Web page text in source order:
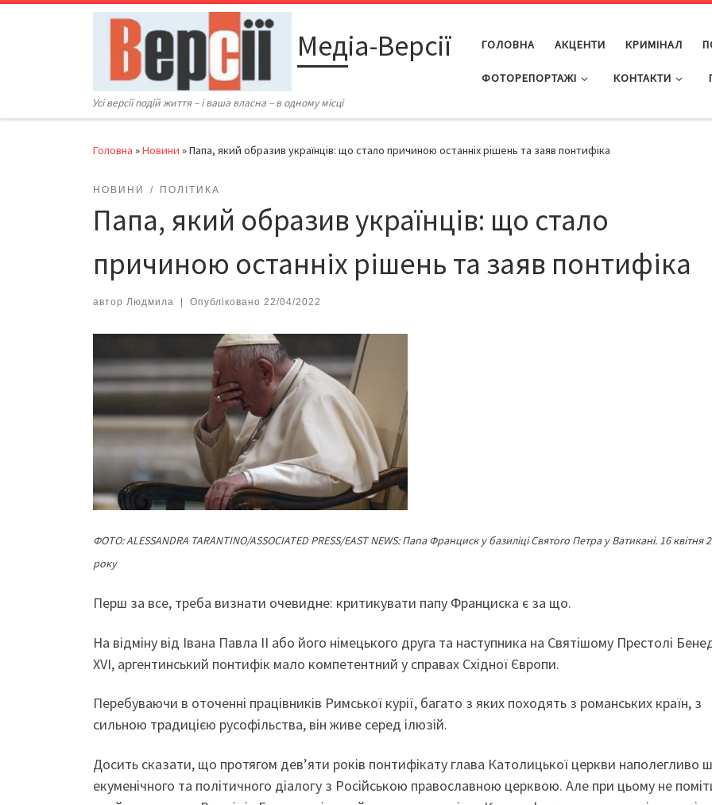
Перейти до вмісту
Медіа-Версії
Усі версії подій життя – і ваша власна – в одному місці
ГОЛОВНА АКЦЕНТИ КРИМІНАЛ
ФОТОРЕПОРТАЖІ КОНТАКТИ
Головна »Новини »Папа, який образив українців: що стало причиною останніх рішень та заяв понтифіка
НОВИНИ ПОЛІТИКА
Папа, який образив українців: що стало
причиною останніх рішень та заяв понтифіка
автор Людмила Опубліковано 22/04/2022
ФОТО: ALESSANDRA TARANTINO/ASSOCIATED PRESS/EAST NEWS: Папа Франциск у базиліці Святого Петра у Ватикані. 16 квітня
року
Перш за все, треба визнати очевидне: критикувати папу Франциска є за що.
На відміну від Івана Павла ІІ або його німецького друга та наступника на Святішому Престолі
XVI, аргентинський понтифік мало компетентний у справах Східної Європи.
Перебуваючи в оточенні працівників Римської курії, багато з яких походять з романських країн, з
сильною традицією русофільства, він живе серед ілюзій.
Досить сказати, що протягом дев’яти років понтифікату глава Католицької церкви наполегливо
екуменічного та політичного діалогу з Російською православною церквою. Але при цьому не